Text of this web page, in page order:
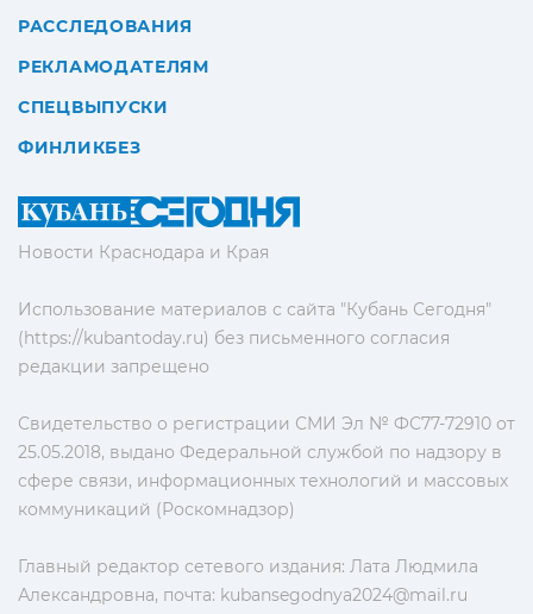
Новости Краснодара и Края
Использование материалов с сайта "Кубань Сегодня"
(https://kubantoday.ru) без письменного согласия
редакции запрещено
Свидетельство о регистрации СМИ Эл № ФС77-72910 от
25.05.2018, выдано Федеральной службой по надзору в
сфере связи, информационных технологий и массовых
коммуникаций (Роскомнадзор)
Главный редактор сетевого издания: Лата Людмила
Александровна, почта: kubansegodnya2024@mail.ru
РАССЛЕДОВАНИЯ
РЕКЛАМОДАТЕЛЯМ
СПЕЦВЫПУСКИ
ФИНЛИКБЕЗ